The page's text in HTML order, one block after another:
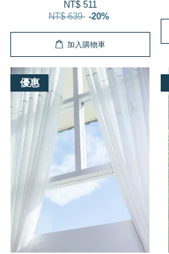
NT$ 511
NT$ 639 -20%
加入購物車
優惠